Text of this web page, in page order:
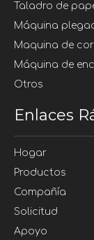
Taladro de
Máquina
Maquina de
Máquina de
Otros
Enlaces
Hogar
Productos
Compañía
Solicitud
Apoyo